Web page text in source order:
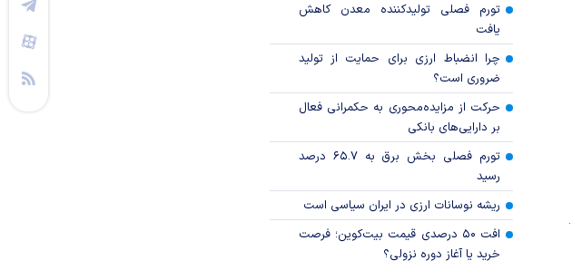
تورم فصلی تولیدکننده معدن کاهش
یافت
چرا انضباط ارزی برای حمایت از تولید
ضروری است؟
حرکت از مزایده‌محوری به حکمرانی فعال
بر دارایی‌های بانکی
تورم فصلی بخش برق به ۶۵.۷ درصد
رسید
ریشه نوسانات ارزی در ایران سیاسی است
افت ۵۰ درصدی قیمت بیت‌کوین؛ فرصت
خرید یا آغاز دوره نزولی؟